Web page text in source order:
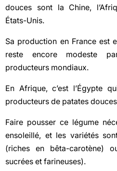
douces sont la Chine,
États-Unis.
Sa production en France est
reste encore modeste
producteurs mondiaux.
En Afrique, c’est l’Égypte
producteurs de patates
Faire pousser ce légume
ensoleillé, et les variétés
(riches en bêta-carotène)
sucrées et farineuses).